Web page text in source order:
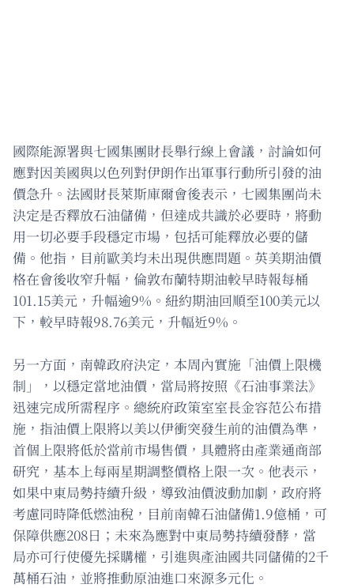
國際能源署與七國集團財長舉行線上會議，討論如何
應對因美國與以色列對伊朗作出軍事行動所引發的油
價急升。法國財長萊斯庫爾會後表示，七國集團尚未
決定是否釋放石油儲備，但達成共識於必要時，將動
用一切必要手段穩定市場，包括可能釋放必要的儲
備。他指，目前歐美均未出現供應問題。英美期油價
格在會後收窄升幅，倫敦布蘭特期油較早時報每桶
101.15美元，升幅逾9%。紐約期油回順至100美元以
下，較早時報98.76美元，升幅近9%。
另一方面，南韓政府決定，本周內實施「油價上限機
制」，以穩定當地油價，當局將按照《石油事業法》
迅速完成所需程序。總統府政策室室長金容范公布措
施，指油價上限將以美以伊衝突發生前的油價為準，
首個上限將低於當前市場售價，具體將由產業通商部
研究，基本上每兩星期調整價格上限一次。他表示，
如果中東局勢持續升級，導致油價波動加劇，政府將
考慮同時降低燃油稅，目前南韓石油儲備1.9億桶，可
保障供應208日；未來為應對中東局勢持續發酵，當
局亦可行使優先採購權，引進與產油國共同儲備的2千
萬桶石油，並將推動原油進口來源多元化。